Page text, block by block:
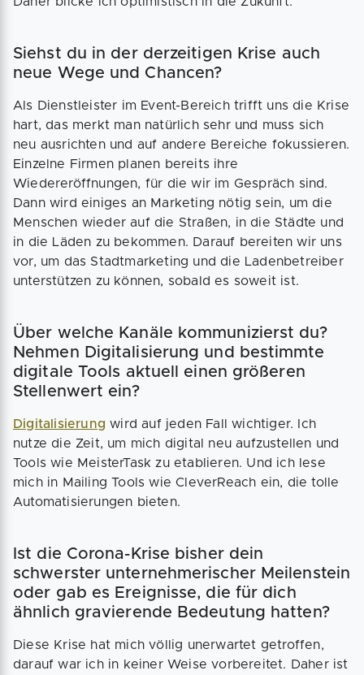
Siehst du in der derzeitigen Krise auch
neue Wege und Chancen?
Als Dienstleister im Event-Bereich trifft uns die Krise
hart, das merkt man natürlich sehr und muss sich
neu ausrichten und auf andere Bereiche fokussieren.
Einzelne Firmen planen bereits ihre
Wiedereröffnungen, für die wir im Gespräch sind.
Dann wird einiges an Marketing nötig sein, um die
Menschen wieder auf die Straßen, in die Städte und
in die Läden zu bekommen. Darauf bereiten wir uns
vor, um das Stadtmarketing und die Ladenbetreiber
unterstützen zu können, sobald es soweit ist.
Über welche Kanäle kommunizierst du?
Nehmen Digitalisierung und bestimmte
digitale Tools aktuell einen größeren
Stellenwert ein?
Digitalisierung wird auf jeden Fall wichtiger. Ich
nutze die Zeit, um mich digital neu aufzustellen und
Tools wie MeisterTask zu etablieren. Und ich lese
mich in Mailing Tools wie CleverReach ein, die tolle
Automatisierungen bieten.
Ist die Corona-Krise bisher dein
schwerster unternehmerischer Meilenstein
oder gab es Ereignisse, die für dich
ähnlich gravierende Bedeutung hatten?
Diese Krise hat mich völlig unerwartet getroffen,
darauf war ich in keiner Weise vorbereitet. Daher ist